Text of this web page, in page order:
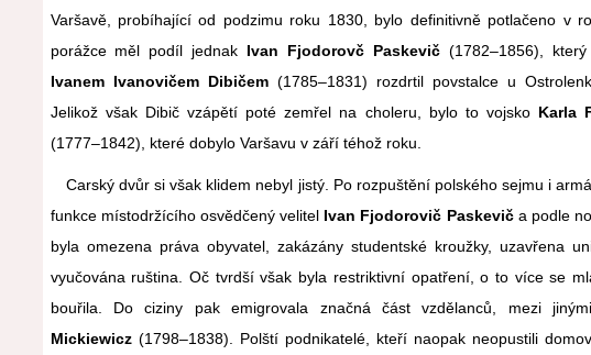
Varšavě, probíhající od podzimu roku 1830, bylo definitivně potlačeno v
porážce měl podíl jednak Ivan Fjodorovč Paskevič(1782–1856),
Ivanem Ivanovičem Dibičem(1785–1831) rozdrtil povstalce u
Jelikož však Dibič vzápětí poté zemřel na choleru, bylo to vojsko Karla
(1777–1842), které dobylo Varšavu v září téhož roku.
Carský dvůr si však klidem nebyl jistý. Po rozpuštění polského sejmu i
funkce místodržícího osvědčený velitel Ivan Fjodorovič Paskeviča podle
byla omezena práva obyvatel, zakázány studentské kroužky, uzavřena
vyučována ruština. Oč tvrdší však byla restriktivní opatření, o to více se
bouřila. Do ciziny pak emigrovala značná část vzdělanců, mezi
Mickiewicz(1798–1838). Polští podnikatelé, kteří naopak neopustili